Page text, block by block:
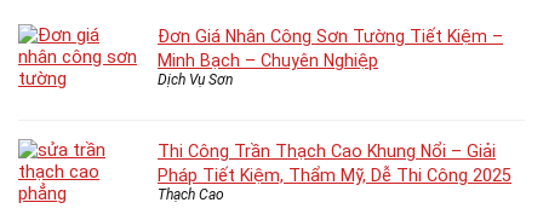
Đơn Giá Nhân Công Sơn Tường Tiết Kiệm –
Minh Bạch – Chuyên Nghiệp
Dịch Vụ Sơn
Thi Công Trần Thạch Cao Khung Nổi – Giải
Pháp Tiết Kiệm, Thẩm Mỹ, Dễ Thi Công 2025
Thạch Cao